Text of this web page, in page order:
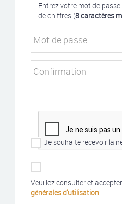
Entrez votre mot de
de chiffres (8 caractères
Mot de passe
Confirmation
Je souhaite recevoir la
Veuillez consulter et
générales d'utilisation